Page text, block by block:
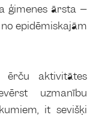
ģimenes ārsta –
epidēmiskajām
ērču aktivitātes
uzmanību
it sevišķi